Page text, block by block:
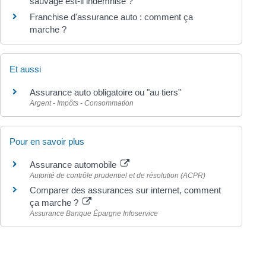
Franchise d'assurance auto : comment ça
marche ?
Et aussi
Assurance auto obligatoire ou "au tiers"
Argent - Impôts - Consommation
Pour en savoir plus
Assurance automobile
Autorité de contrôle prudentiel et de résolution (ACPR)
Comparer des assurances sur internet, comment
ça marche ?
Assurance Banque Épargne Infoservice